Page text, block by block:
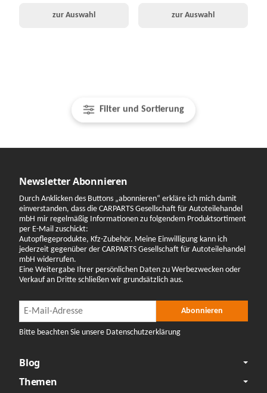
Filter und Sortierung
zur Auswahl zur Auswahl
Newsletter Abonnieren
Durch Anklicken des Buttons „abonnieren“ erkläre ich mich damit
einverstanden, dass die CARPARTS Gesellschaft für Autoteilehandel
mbH mir regelmäßig Informationen zu folgendem Produktsortiment
per E-Mail zuschickt:
Autopflegeprodukte, Kfz-Zubehör. Meine Einwilligung kann ich
jederzeit gegenüber der CARPARTS Gesellschaft für Autoteilehandel
mbH widerrufen.
Eine Weitergabe Ihrer persönlichen Daten zu Werbezwecken oder
Verkauf an Dritte schließen wir grundsätzlich aus.
Newsletter Abonnieren Abonnieren
Bitte beachten Sie unsere Datenschutzerklärung
Blog
Themen